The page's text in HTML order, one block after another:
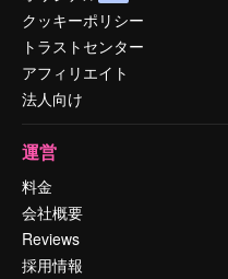
クッキーポリシー
トラストセンター
アフィリエイト
法人向け
運営
料金
会社概要
Reviews
採用情報